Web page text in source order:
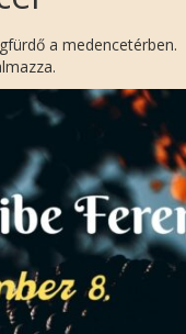
a medencetérben.